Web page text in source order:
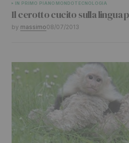
IN PRIMO PIANO MONDOTECNOLOGIA
Il cerotto cucito sulla lingua
by massimo08/07/2013